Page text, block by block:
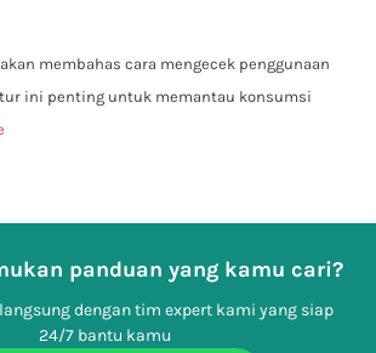
membahas cara mengecek penggunaan
ini penting untuk memantau konsumsi
panduan yang kamu cari?
dengan tim expert kami yang siap
24/7 bantu kamu